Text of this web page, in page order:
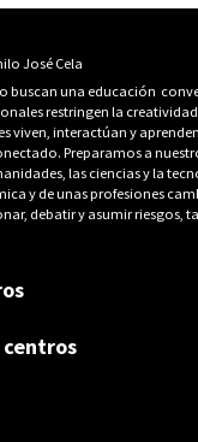
buscan una educación
restringen la
viven, interactúan y
Preparamos a
las ciencias y la
y de unas profesiones
debatir y asumir riesgos,